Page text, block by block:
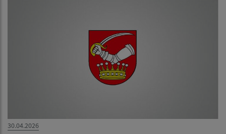
30.04.2026